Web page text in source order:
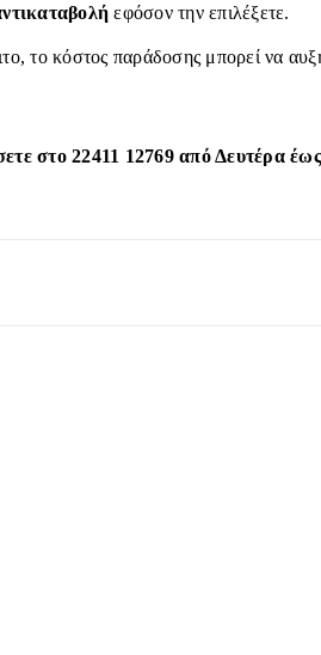
εφόσον την επιλέξετε.
το κόστος παράδοσης μπορεί να
στο 22411 12769 από Δευτέρα